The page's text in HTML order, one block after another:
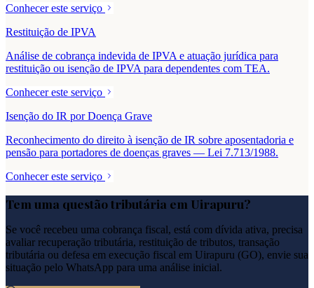
Conhecer este serviço
Restituição de IPVA
Análise de cobrança indevida de IPVA e atuação jurídica para
restituição ou isenção de IPVA para dependentes com TEA.
Conhecer este serviço
Isenção do IR por Doença Grave
Reconhecimento do direito à isenção de IR sobre aposentadoria e
pensão para portadores de doenças graves — Lei 7.713/1988.
Conhecer este serviço
Tem uma questão tributária em Uirapuru?
Se você recebeu uma cobrança fiscal, está com dívida ativa, precisa
avaliar recuperação tributária, restituição de tributos, transação
tributária ou defesa em execução fiscal em Uirapuru (GO), envie sua
situação pelo WhatsApp para uma análise inicial.